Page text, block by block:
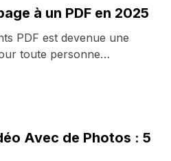
à un PDF en 2025
PDF est devenue une
toute personne
L'une ...
Avec de Photos : 5